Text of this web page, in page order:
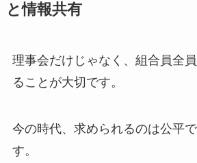
と情報共有
理事会だけじゃなく、組合員全
ることが大切です。
今の時代、求められるのは公平
す。